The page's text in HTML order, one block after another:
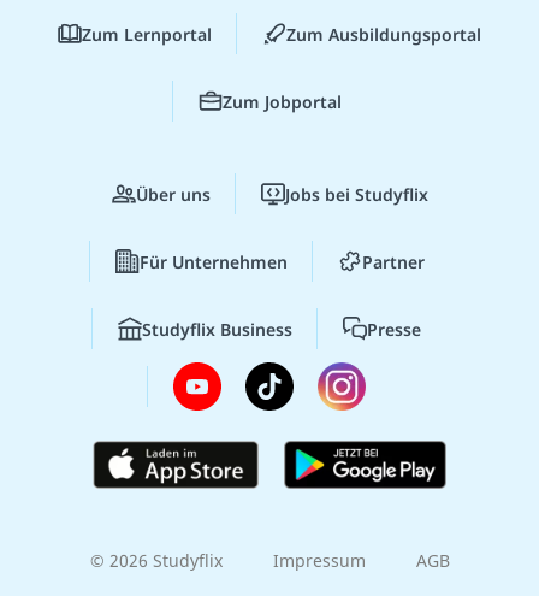
Zum Lernportal Zum Ausbildungsportal
Zum Jobportal
Über uns Jobs bei Studyflix
Für Unternehmen Partner
Studyflix Business Presse
© 2026 Studyflix Impressum AGB